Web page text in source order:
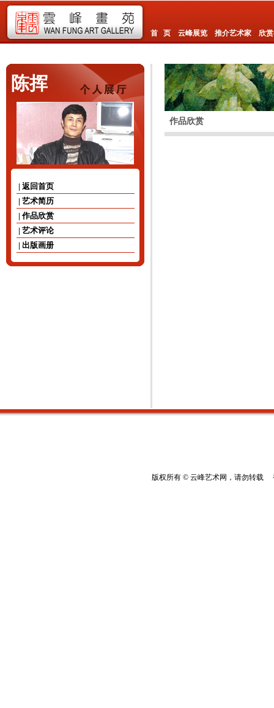
首 页 云峰展览 推介艺术家 欣
陈挥
| 返回首页
| 艺术简历
| 作品欣赏
| 艺术评论
| 出版画册
作品欣赏
版权所有 © 云峰艺术网，请勿转载